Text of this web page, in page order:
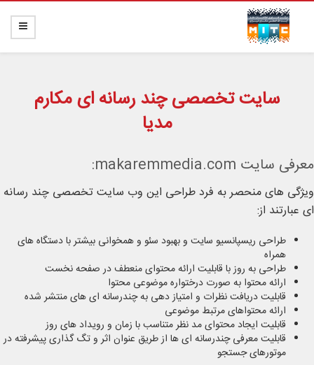
سایت تخصصی چند رسانه ای مکارم
مدیا
معرفی سایت makaremmedia.com:
ویژگی های منحصر به فرد طراحی این وب سایت تخصصی چند رسانه
ای عبارتند از:
طراحی ریسپانسیو سایت و بهبود سئو و همخوانی بیشتر با دستگاه های
همراه
طراحی به روز با قابلیت ارائه محتوای منعطف در صفحه نخست
ارائه محتوا به صورت درختواره موضوعی محتوا
قابلیت دریافت نظرات و امتیاز دهی به چندرسانه ای های منتشر شده
ارائه محتواهای مرتبط موضوعی
قابلیت ایجاد محتوای مد نظر متناسب با زمان و رویداد های روز
قابلیت معرفی چندرسانه ای ها از طریق عنوان اثر و تگ گذاری پیشرفته در
موتورهای جستجو